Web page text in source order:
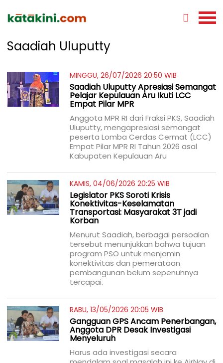
Saadiah Uluputty
MINGGU, 26/07/2026 20:50 WIB
Saadiah Uluputty Apresiasi Semangat
Pelajar Kepulauan Aru Ikuti LCC
Empat Pilar MPR
Anggota MPR RI dari Fraksi PKS, Saadiah
Uluputty, mengapresiasi semangat
peserta Lomba Cerdas Cermat (LCC)
Empat Pilar MPR RI Tahun 2026 asal
Kabupaten Kepulauan Aru
KAMIS, 04/06/2026 20:25 WIB
Legislator PKS Soroti Krisis
Konektivitas-Keselamatan
Transportasi: Masyarakat 3T jadi
Korban
Menurut Saadiah, berbagai persoalan
tersebut menunjukkan bahwa tujuan
program PSO untuk menjamin
konektivitas dan pemerataan
pembangunan belum sepenuhnya
tercapai.
RABU, 13/05/2026 20:05 WIB
Gangguan GPS Ancam Penerbangan,
Anggota DPR Desak Investigasi
Menyeluruh
Harus ada investigasi secara